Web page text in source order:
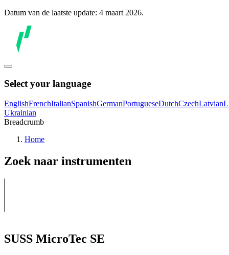
Datum van de laatste update: 4 maart 2026.
Select your language
EnglishFrenchItalianSpanishGermanPortugueseDutchCzechLatvian
Ukrainian
Breadcrumb
Home
Zoek naar instrumenten
SUSS MicroTec SE